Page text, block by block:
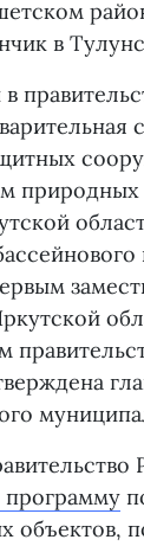
в
природных
программу
объектов,